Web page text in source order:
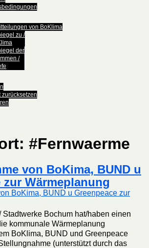
von BoKlima
zu /
der
/
zurücksetzen
#Fernwaerme
von BoKima, BUND u
zur Wärmeplanung
Stadtwerke Bochum hat/haben einen
kommunale Wärmeplanung
BoKlima, BUND und Greenpeace
(unterstützt durch das